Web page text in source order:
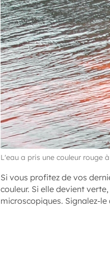
L'eau a pris une couleur rouge
Si vous profitez de vos
couleur. Si elle devient
microscopiques. Signalez-